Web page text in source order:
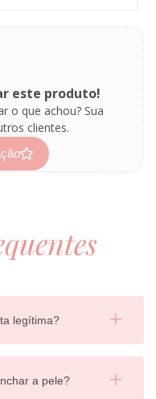
este produto!
o que achou? Sua
clientes.
legítima?
a pele?